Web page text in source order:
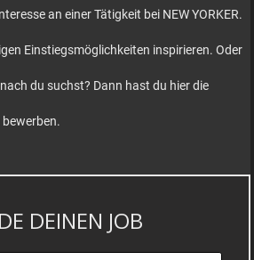
an einer Tätigkeit bei NEW YORKER.
Einstiegsmöglichkeiten inspirieren. Oder
du suchst? Dann hast du hier die
DEINEN JOB